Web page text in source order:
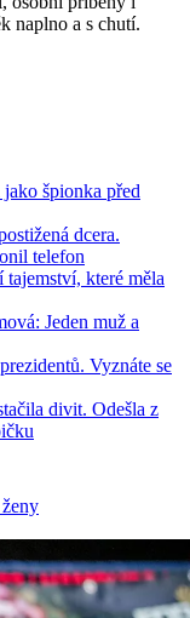
naplno a s chutí.
špionka před
dcera.
telefon
které měla
Jeden muž a
Vyznáte se
divit. Odešla z